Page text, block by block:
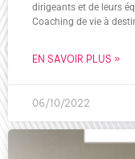
dirigeants et de leurs
Coaching de vie à
EN SAVOIR PLUS »
06/10/2022